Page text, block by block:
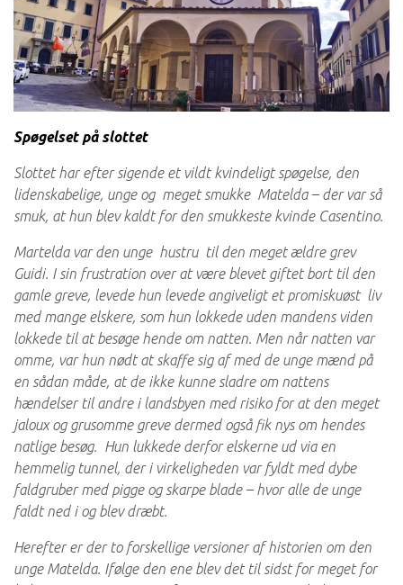
Spøgelset på slottet
Slottet har efter sigende et vildt kvindeligt spøgelse, den
lidenskabelige, unge og meget smukke Matelda – der var så
smuk, at hun blev kaldt for den smukkeste kvinde Casentino.
Martelda var den unge hustru til den meget ældre grev
Guidi. I sin frustration over at være blevet giftet bort til den
gamle greve, levede hun levede angiveligt et promiskuøst liv
med mange elskere, som hun lokkede uden mandens viden
lokkede til at besøge hende om natten. Men når natten var
omme, var hun nødt at skaffe sig af med de unge mænd på
en sådan måde, at de ikke kunne sladre om nattens
hændelser til andre i landsbyen med risiko for at den meget
jaloux og grusomme greve dermed også fik nys om hendes
natlige besøg. Hun lukkede derfor elskerne ud via en
hemmelig tunnel, der i virkeligheden var fyldt med dybe
faldgruber med pigge og skarpe blade – hvor alle de unge
faldt ned i og blev dræbt.
Herefter er der to forskellige versioner af historien om den
unge Matelda. Ifølge den ene blev det til sidst for meget for